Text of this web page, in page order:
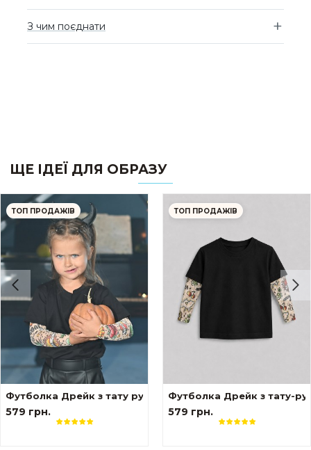
З чим поєднати
ЩЕ ІДЕЇ ДЛЯ ОБРАЗУ
Сакура
ТОП ПРОДАЖІВ
Футболка Дрейк з тату рукавами tattoo style
579 грн.
ТОП ПРОДАЖІВ
Футболка Дрейк з тату-
579 грн.